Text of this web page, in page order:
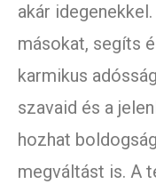
akár
másokat, segíts
karmikus
szavaid és a
hozhat
megváltást is. A